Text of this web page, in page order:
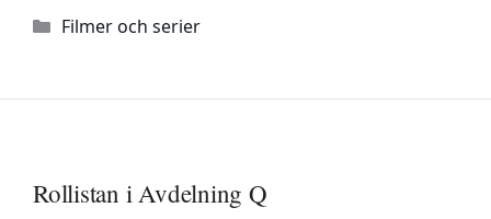
Kategorier
Filmer och serier
Rollistan i Avdelning Q